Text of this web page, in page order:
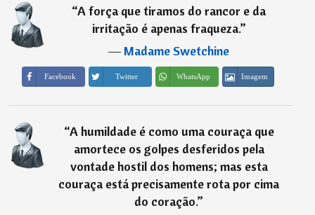
“A força que tiramos do rancor e da
irritação é apenas fraqueza.”
―Madame Swetchine
Facebook Twitter WhatsApp Imagem
“A humildade é como uma couraça que
amortece os golpes desferidos pela
vontade hostil dos homens; mas esta
couraça está precisamente rota por cima
do coração.”